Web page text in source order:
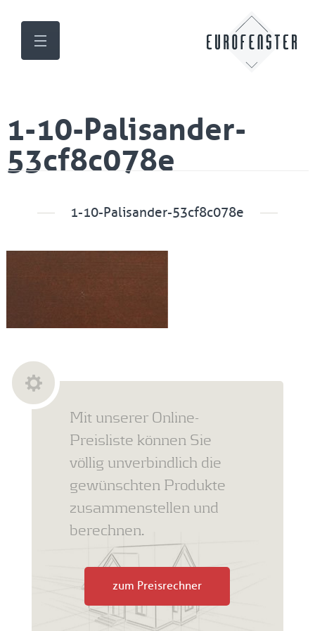
1-10-Palisander-
53cf8c078e
1-10-Palisander-53cf8c078e
Mit unserer Online-
Preisliste können Sie
völlig unverbindlich die
gewünschten Produkte
zusammenstellen und
berechnen.
zum Preisrechner